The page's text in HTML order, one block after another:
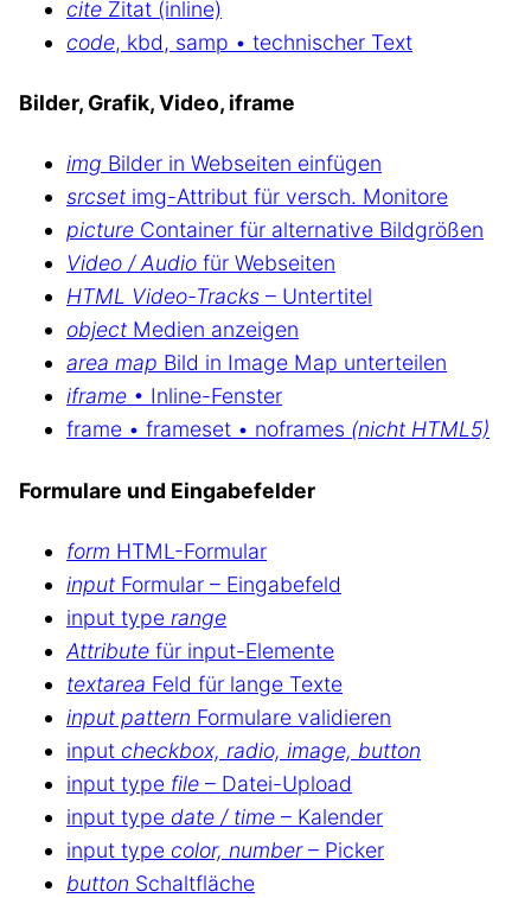
cite Zitat (inline)
code, kbd, samp • technischer Text
Bilder, Grafik, Video, iframe
img Bilder in Webseiten einfügen
srcset img-Attribut für versch. Monitore
picture Container für alternative Bildgrößen
Video / Audio für Webseiten
HTML Video-Tracks – Untertitel
object Medien anzeigen
area map Bild in Image Map unterteilen
iframe • Inline-Fenster
frame • frameset • noframes (nicht HTML5)
Formulare und Eingabefelder
form HTML-Formular
input Formular – Eingabefeld
input type range
Attribute für input-Elemente
textarea Feld für lange Texte
input pattern Formulare validieren
input checkbox, radio, image, button
input type file – Datei-Upload
input type date / time – Kalender
input type color, number– Picker
button Schaltfläche